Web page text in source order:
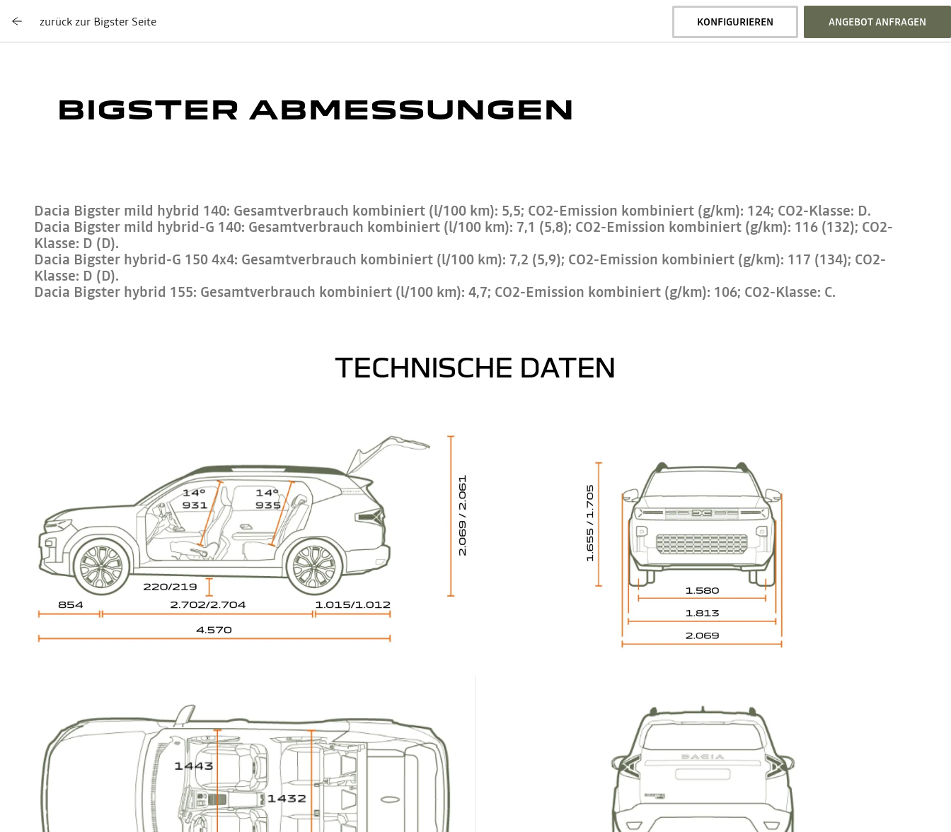
zurück zur Bigster Seite KONFIGURIEREN ANGEBOT ANFRAGEN
BIGSTER ABMESSUNGEN
Dacia Bigster mild hybrid 140: Gesamtverbrauch kombiniert (l/100 km): 5,5; CO2-Emission kombiniert (g/km): 124; CO2-Klasse: D.
Dacia Bigster mild hybrid-G 140: Gesamtverbrauch kombiniert (l/100 km): 7,1 (5,8); CO2-Emission kombiniert (g/km): 116 (132); CO2-
Klasse: D (D).
Dacia Bigster hybrid-G 150 4x4: Gesamtverbrauch kombiniert (l/100 km): 7,2 (5,9); CO2-Emission kombiniert (g/km): 117 (134); CO2-
Klasse: D (D).
Dacia Bigster hybrid 155: Gesamtverbrauch kombiniert (l/100 km): 4,7; CO2-Emission kombiniert (g/km): 106; CO2-Klasse: C.
TECHNISCHE DATEN